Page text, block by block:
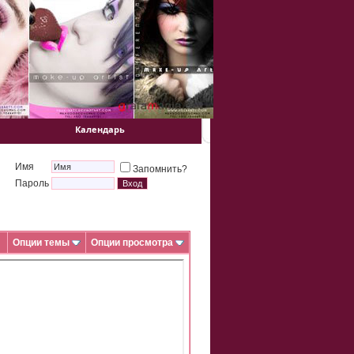
Календарь
Имя
Запомнить?
Пароль
Опции темы Опции просмотра